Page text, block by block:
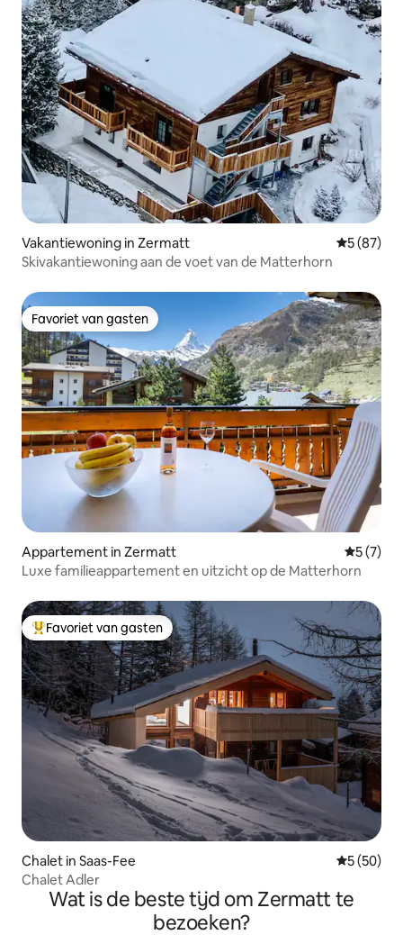
Vakantiewoning in Zermatt
5 (87)
Skivakantiewoning aan de voet van de Matterhorn
Favoriet van gasten
Favoriet van gasten
Appartement in Zermatt
5 (7)
Luxe familieappartement en uitzicht op de Matterhorn
Topfavoriet van gasten
Favoriet van gasten
Chalet in Saas-Fee
5 (50)
Chalet Adler
Wat is de beste tijd om Zermatt te
bezoeken?